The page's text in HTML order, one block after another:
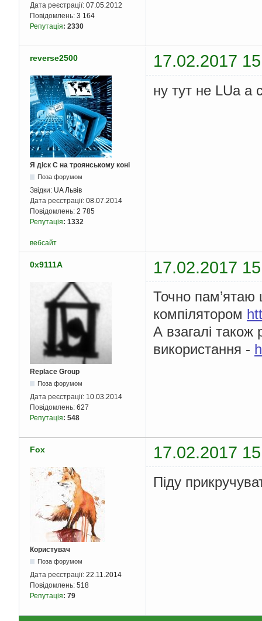
Дата реєстрації: 07.05.2012
Повідомлень: 3 164
Репутація: 2330
reverse2500 17.02.2017
Я діск С на троянському коні
Поза форумом
Звідки: UA Львів
Дата реєстрації: 08.07.2014
Повідомлень: 2 785
Репутація: 1332
ну тут не LUa а
вебсайт
0x9111A 17.02.2017
Replace Group
Поза форумом
Дата реєстрації: 10.03.2014
Повідомлень: 627
Репутація: 548
Точно пам’ятаю
компілятором
А взагалі
використання -
Fox 17.02.2017
Користувач
Поза форумом
Дата реєстрації: 22.11.2014
Повідомлень: 518
Репутація: 79
Пiду